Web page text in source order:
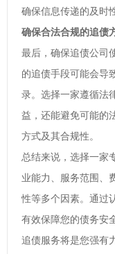
确保信息传递的及时
确保合法合规的追债
最后，确保追债公司
的追债手段可能会导
录。选择一家遵循法
益，还能避免可能的
方式及其合规性。
总结来说，选择一家
业能力、服务范围、
性等多个因素。通过
有效保障您的债务安
追债服务将是您强有